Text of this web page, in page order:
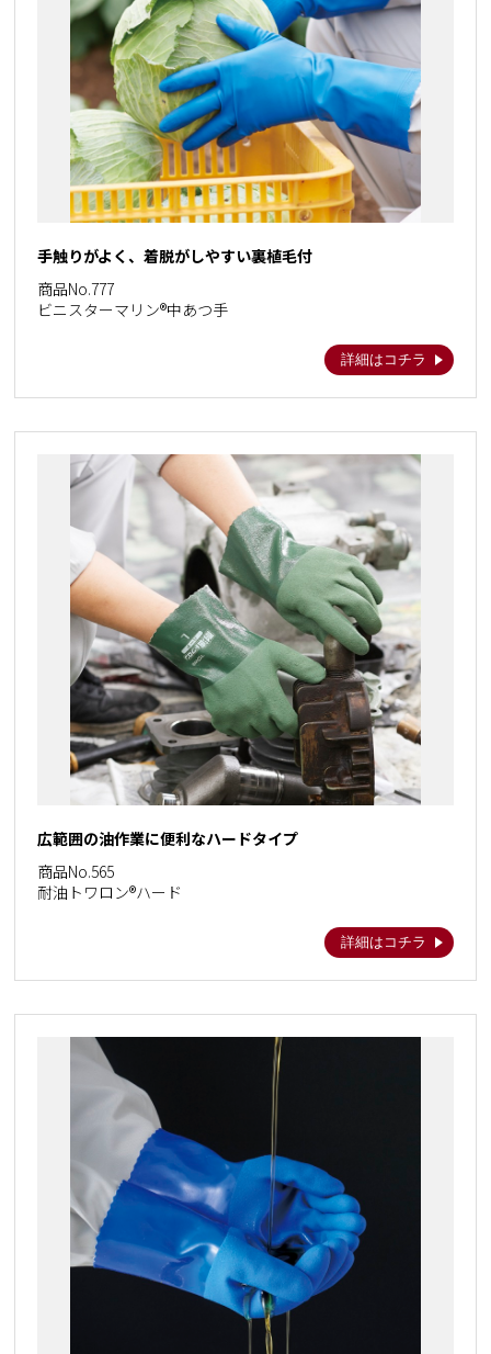
手触りがよく、着脱がしやすい裏植毛付
商品No.777
ビニスターマリン®中あつ手
詳細はコチラ
広範囲の油作業に便利なハードタイプ
商品No.565
耐油トワロン®ハード
詳細はコチラ